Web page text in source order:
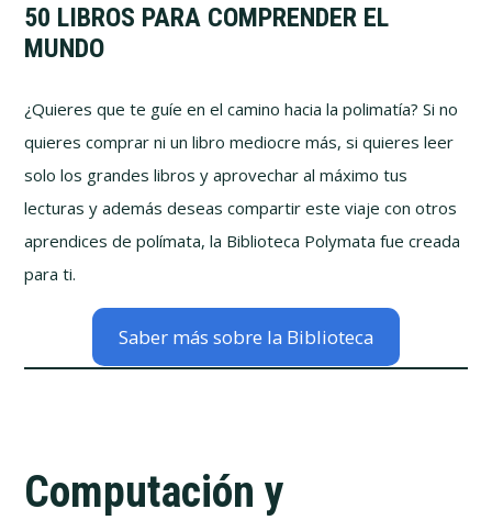
50 LIBROS PARA COMPRENDER EL
MUNDO
¿Quieres que te guíe en el camino hacia la polimatía? Si no
quieres comprar ni un libro mediocre más, si quieres leer
solo los grandes libros y aprovechar al máximo tus
lecturas y además deseas compartir este viaje con otros
aprendices de polímata, la Biblioteca Polymata fue creada
para ti.
Saber más sobre la Biblioteca
Computación y